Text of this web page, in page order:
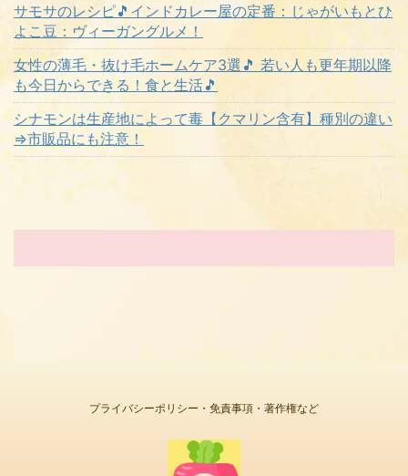
サモサのレシピ🎵インドカレー屋の定番：じゃがいもとひ
よこ豆：ヴィーガングルメ！
女性の薄毛・抜け毛ホームケア3選🎵 若い人も更年期以降
も今日からできる！食と生活🎵
シナモンは生産地によって毒【クマリン含有】種別の違い
⇒市販品にも注意！
プライバシーポリシー・免責事項・著作権など